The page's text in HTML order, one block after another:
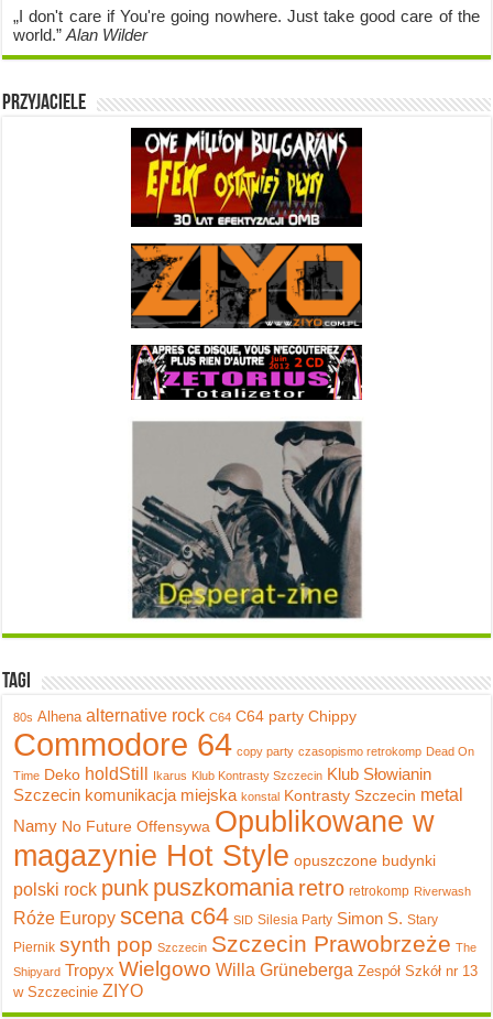
„I don't care if You're going nowhere. Just take good care of the
world.”Alan Wilder
Przyjaciele
Tagi
80s Alhena alternative rock C64 C64 party Chippy
Commodore 64 copy party czasopismo retrokomp Dead On
Time Deko holdStill Ikarus Klub Kontrasty Szczecin Klub Słowianin
Szczecin komunikacja miejska konstal Kontrasty Szczecin metal
Namy No Future Offensywa Opublikowane w
magazynie Hot Style opuszczone budynki
polski rock punk puszkomania retro retrokomp Riverwash
Róże Europy scena c64 SID Silesia Party Simon S. Stary
Piernik synth pop Szczecin Szczecin Prawobrzeże The
Shipyard Tropyx Wielgowo Willa Grüneberga Zespół Szkół nr 13
w Szczecinie ZIYO